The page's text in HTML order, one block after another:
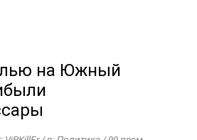
на Южный